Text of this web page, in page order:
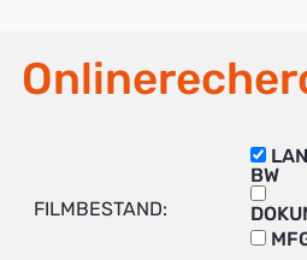
FILMBESTAND:
BW